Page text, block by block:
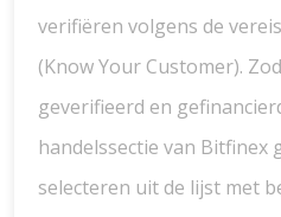
verifiëren volgens de
(Know Your Customer).
geverifieerd en
handelssectie van Bitfinex
selecteren uit de lijst met